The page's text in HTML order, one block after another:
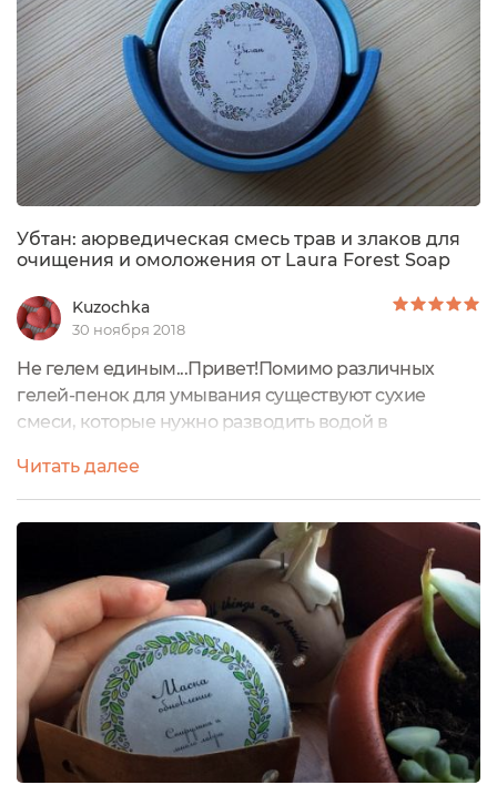
Убтан: аюрведическая смесь трав и злаков для
очищения и омоложения от Laura Forest Soap
Kuzochka
30 ноября 2018
Не гелем единым...Привет!Помимо различных
гелей-пенок для умывания существуют сухие
смеси, которые нужно разводить водой в
использования. Я расскажу об Убтане от Laura
Forest Soap. Средство находится в металлической
банке с закручивающейся крышкой.На крышке
есть насечки, препятствующие скольжению.На дне
банки указано название средства, состав, способ
применения,...
Читать далее